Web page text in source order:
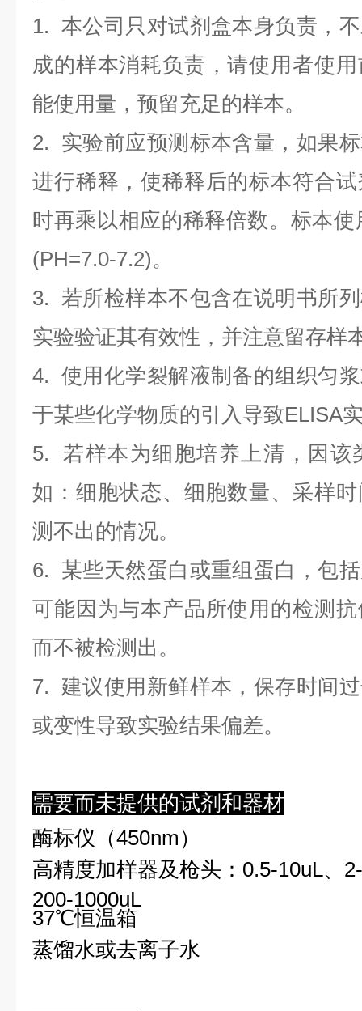
1. 本公司只对试剂盒本身负责，
成的样本消耗负责，请使用者使
能使用量，预留充足的样本。
2. 实验前应预测标本含量，如果
进行稀释，使稀释后的标本符合
时再乘以相应的稀释倍数。标本
(PH=7.0-7.2)。
3. 若所检样本不包含在说明书所
实验验证其有效性，并注意留存样
4. 使用化学裂解液制备的组织匀
于某些化学物质的引入导致ELISA
5. 若样本为细胞培养上清，因该
如：细胞状态、细胞数量、采样
测不出的情况。
6. 某些天然蛋白或重组蛋白，包
可能因为与本产品所使用的检测
而不被检测出。
7. 建议使用新鲜样本，保存时间
或变性导致实验结果偏差。
需要而未提供的试剂和器材
酶标仪（450nm）
高精度加样器及枪头：0.5-10uL、
200-1000uL
37℃恒温箱
蒸馏水或去离子水